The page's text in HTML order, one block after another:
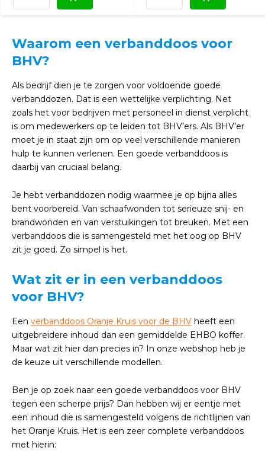
Waarom een verbanddoos voor
BHV?
Als bedrijf dien je te zorgen voor voldoende goede
verbanddozen. Dat is een wettelijke verplichting. Net
zoals het voor bedrijven met personeel in dienst verplicht
is om medewerkers op te leiden tot BHV’ers. Als BHV’er
moet je in staat zijn om op veel verschillende manieren
hulp te kunnen verlenen. Een goede verbanddoos is
daarbij van cruciaal belang.
Je hebt verbanddozen nodig waarmee je op bijna alles
bent voorbereid. Van schaafwonden tot serieuze snij- en
brandwonden en van verstuikingen tot breuken. Met een
verbanddoos die is samengesteld met het oog op BHV
zit je goed. Zo simpel is het.
Wat zit er in een verbanddoos
voor BHV?
Een verbanddoos Oranje Kruis voor de BHV heeft een
uitgebreidere inhoud dan een gemiddelde EHBO koffer.
Maar wat zit hier dan precies in? In onze webshop heb je
de keuze uit verschillende modellen.
Ben je op zoek naar een goede verbanddoos voor BHV
tegen een scherpe prijs? Dan hebben wij er eentje met
een inhoud die is samengesteld volgens de richtlijnen van
het Oranje Kruis. Het is een zeer complete verbanddoos
met hierin: